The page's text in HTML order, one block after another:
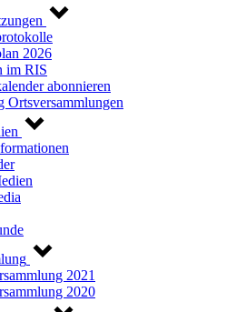
2026
im RIS
abonnieren
Ortsversammlungen
2021
2020